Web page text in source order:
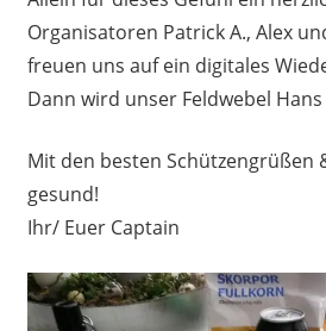
Organisatoren Patrick A., Alex
freuen uns auf ein digitales
Dann wird unser Feldwebel
Mit den besten Schützengrüßen
gesund!
Ihr/ Euer Captain